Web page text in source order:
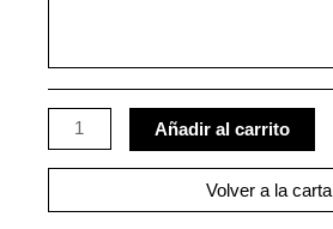
Añadir al carrito
Volver a la carta